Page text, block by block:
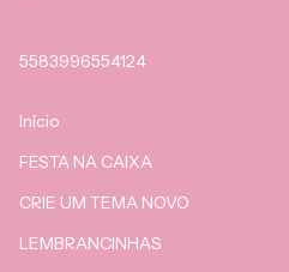
5583996554124
Início
FESTA NA CAIXA
CRIE UM TEMA NOVO
LEMBRANCINHAS